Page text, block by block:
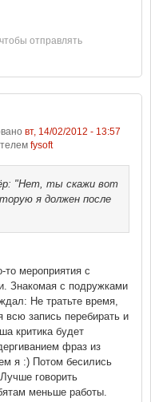
отправлять
вт, 14/02/2012 - 13:57
fysoft
"Нет, ты скажи вот
я должен после
то мероприятия с
Знакомая с подружками
Не тратьте время,
всю запись перебирать и
критика будет
фраз из
я :) Потом бесились
говорить
меньше работы.